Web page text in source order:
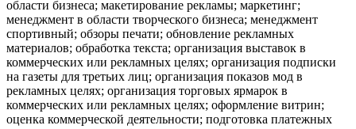
области бизнеса; макетирование рекламы; маркетинг;
менеджмент в области творческого бизнеса; менеджмент
спортивный; обзоры печати; обновление рекламных
материалов; обработка текста; организация выставок в
коммерческих или рекламных целях; организация подписки
на газеты для третьих лиц; организация показов мод в
рекламных целях; организация торговых ярмарок в
коммерческих или рекламных целях; оформление витрин;
оценка коммерческой деятельности; подготовка платежных